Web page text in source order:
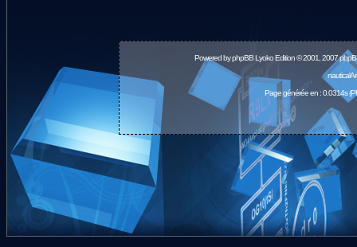
Powered byphpBBLyoko Edition © 2001, 2007
Page générée en : 0.0314s